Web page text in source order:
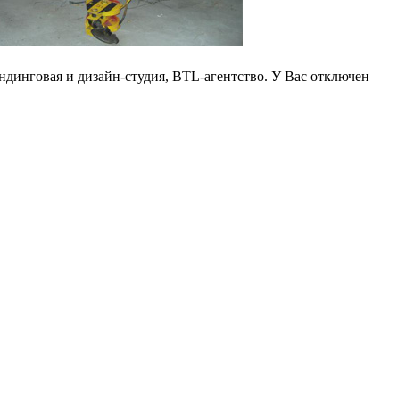
и дизайн-студия, BTL-агентство. У Вас отключен